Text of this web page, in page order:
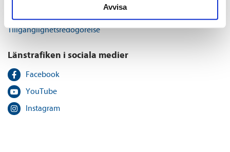
Avvisa
TIllgänglighetsredogörelse
Länstrafiken i sociala medier
Facebook
YouTube
Instagram